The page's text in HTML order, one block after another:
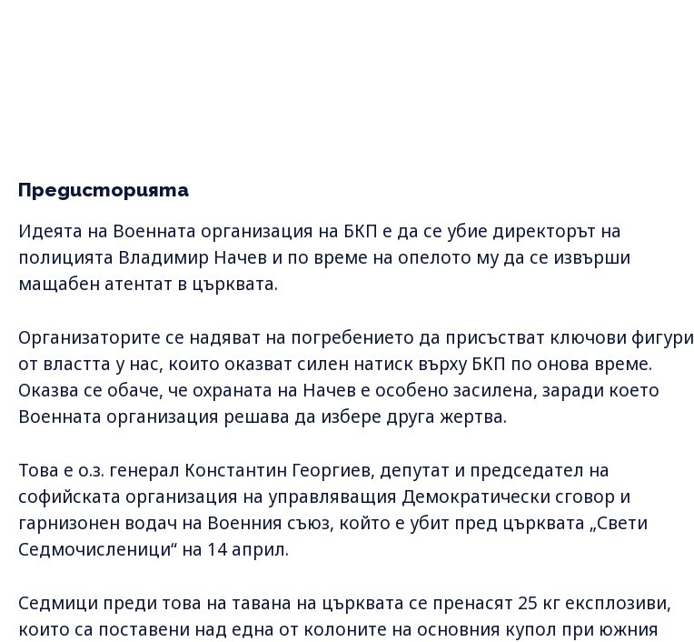
Предисторията
Идеята на Военната организация на БКП е да се убие директорът на
полицията Владимир Начев и по време на опелото му да се извърши
мащабен атентат в църквата.
Организаторите се надяват на погребението да присъстват ключови фигури
от властта у нас, които оказват силен натиск върху БКП по онова време.
Оказва се обаче, че охраната на Начев е особено засилена, заради което
Военната организация решава да избере друга жертва.
Това е о.з. генерал Константин Георгиев, депутат и председател на
софийската организация на управляващия Демократически сговор и
гарнизонен водач на Военния съюз, който е убит пред църквата „Свети
Седмочисленици“ на 14 април.
Седмици преди това на тавана на църквата се пренасят 25 кг експлозиви,
които са поставени над една от колоните на основния купол при южния